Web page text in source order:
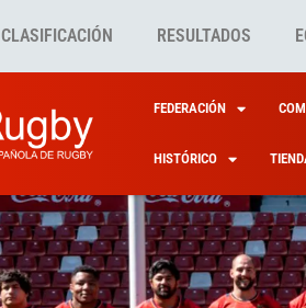
CLASIFICACIÓN RESULTADOS
FEDERACIÓN
HISTÓRICO